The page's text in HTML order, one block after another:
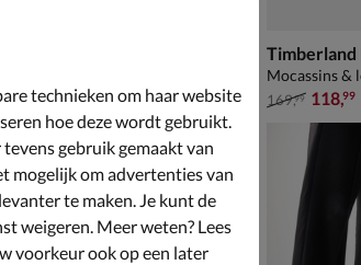
Mundo Timberland
Mocassins &
van €
169,99 118,99
technieken om haar website
hoe deze wordt gebruikt.
gebruik gemaakt van
mogelijk om advertenties van
te maken. Je kunt de
weigeren. Meer weten? Lees
voorkeur ook op een later